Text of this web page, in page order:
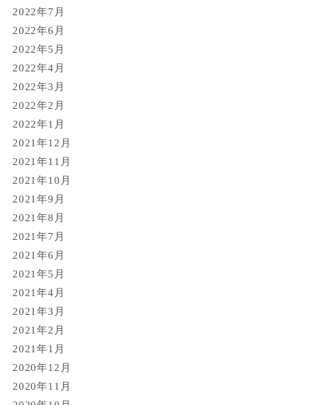
2022年7月
2022年6月
2022年5月
2022年4月
2022年3月
2022年2月
2022年1月
2021年12月
2021年11月
2021年10月
2021年9月
2021年8月
2021年7月
2021年6月
2021年5月
2021年4月
2021年3月
2021年2月
2021年1月
2020年12月
2020年11月